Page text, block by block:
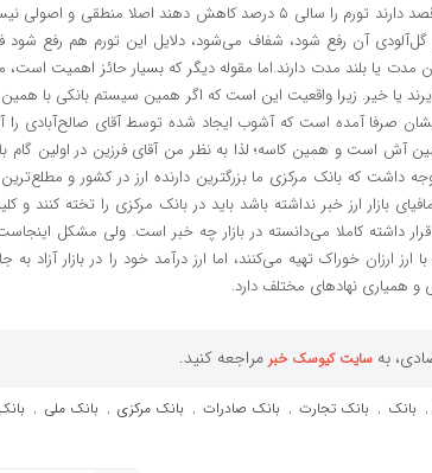
کنترل کند. زیرا به عنوان مثال اینکه الان مطرح کنند که قصد دارند تورم را سالی ۵ درصد کاهش دهند
آن رفع شود، شفاف می‌شود، دلایل این تورم هم رفع شود
یا بلند مدت دارند.اما مقوله دیگر که بسیار حائز اهمیت است،
یا خیر. زیرا واقعیت این است که اگر همین سیستم بانکی با همین
صرفا آمده است که آشوب ایجاد شده توسط آقای صالح‌آبادی را
آش است و همین کاسه؛ لذا به نظر من آقای فرزین در اولین گام
که بانک مرکزی ما بزرگترین دارنده ارز در کشور و مطلع‌ترین
بازار ارز خبر نداشته باشد باید در بانک مرکزی را تخته کنند و
داشته کاملا می‌دانسته در بازار چه خبر است. ولی مشکل
ارزان خوراک تهیه می‌کنند، اما ارز درآمد خود را در بازار آزاد به
همیاری نهاد‌های مختلف دارد.
به سایت کیوسک خبر مراجعه کنید.
, بانک , بانک تجارت , بانک صادرات , بانک مرکزی , بانک ملی ,